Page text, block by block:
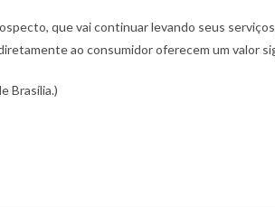
que vai continuar levando seus
ao consumidor oferecem um valor
Brasília.)